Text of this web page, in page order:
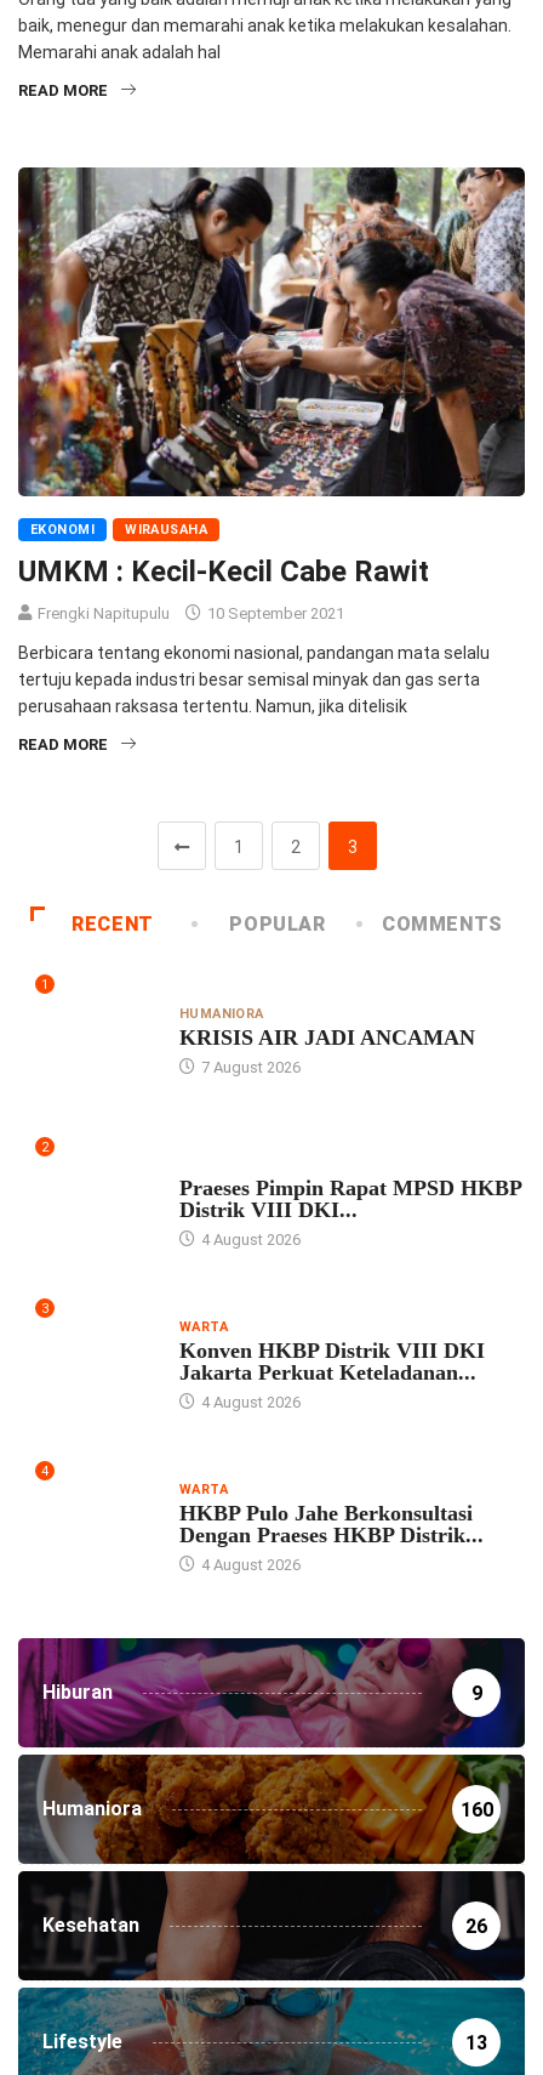
baik, menegur dan memarahi anak ketika melakukan kesalahan.
Memarahi anak adalah hal
READ MORE
EKONOMI WIRAUSAHA
UMKM : Kecil-Kecil Cabe Rawit
Frengki Napitupulu 10 September 2021
Berbicara tentang ekonomi nasional, pandangan mata selalu
tertuju kepada industri besar semisal minyak dan gas serta
perusahaan raksasa tertentu. Namun, jika ditelisik
READ MORE
1 2 3
RECENT POPULAR COMMENTS
1
HUMANIORA
KRISIS AIR JADI ANCAMAN
7 August 2026
2
Praeses Pimpin Rapat MPSD HKBP
Distrik VIII DKI...
4 August 2026
3
WARTA
Konven HKBP Distrik VIII DKI
Jakarta Perkuat Keteladanan...
4 August 2026
4
WARTA
HKBP Pulo Jahe Berkonsultasi
Dengan Praeses HKBP Distrik...
4 August 2026
Hiburan 9
Humaniora 160
Kesehatan 26
Lifestyle 13